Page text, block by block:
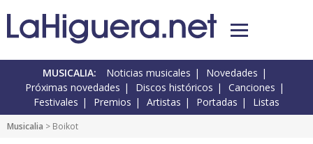
MUSICALIA: Noticias musicales
Novedades
Próximas novedades
Discos históricos
Canciones
Festivales
Premios Artistas Portadas Listas
Musicalia > Boikot